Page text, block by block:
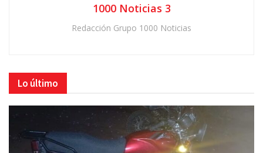
1000 Noticias 3
Redacción Grupo 1000 Noticias
Lo último